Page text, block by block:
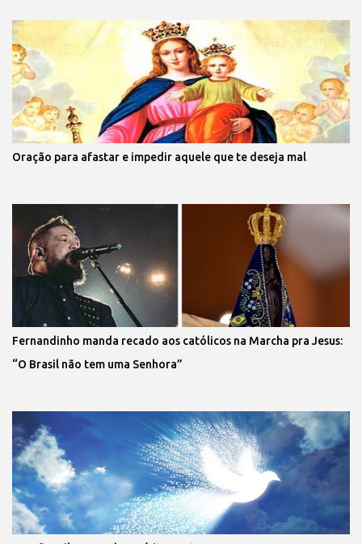
Oração para afastar e impedir aquele que te deseja mal
Fernandinho manda recado aos católicos na Marcha pra Jesus:
“O Brasil não tem uma Senhora”